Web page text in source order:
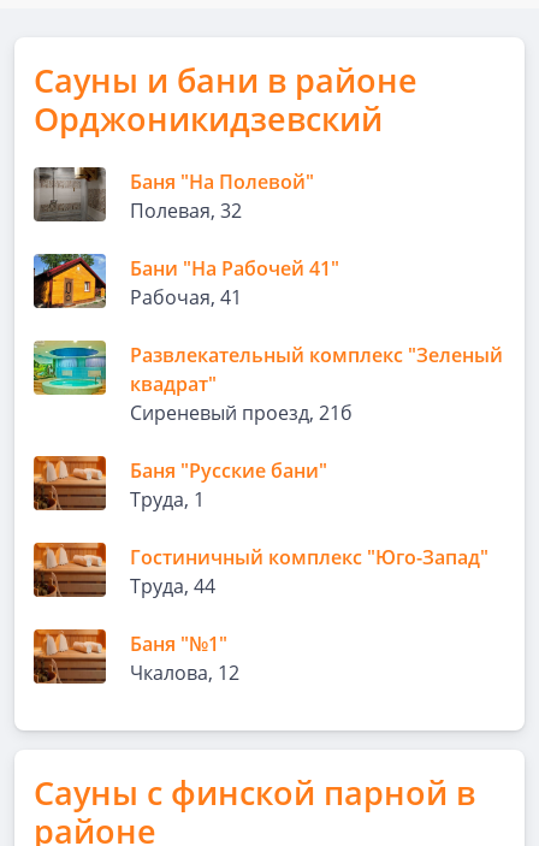
Сауны и бани в районе
Орджоникидзевский
Баня "На Полевой"
Полевая, 32
Бани "На Рабочей 41"
Рабочая, 41
Развлекательный комплекс "Зеленый
квадрат"
Сиреневый проезд, 21б
Баня "Русские бани"
Труда, 1
Гостиничный комплекс "Юго-Запад"
Труда, 44
Баня "№1"
Чкалова, 12
Сауны с финской парной в
районе